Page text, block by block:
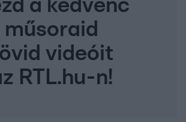
a kedvenc
műsoraid
videóit
RTL.hu-n!